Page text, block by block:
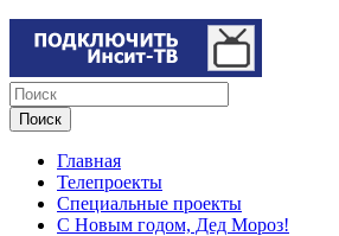
Главная
Телепроекты
Специальные проекты
С Новым годом, Дед Мороз!